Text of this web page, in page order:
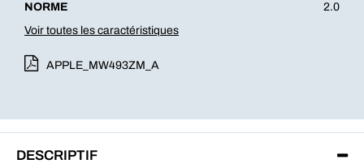
NORME
2.0
Voir toutes les caractéristiques
APPLE_MW493ZM_A
DESCRIPTIF